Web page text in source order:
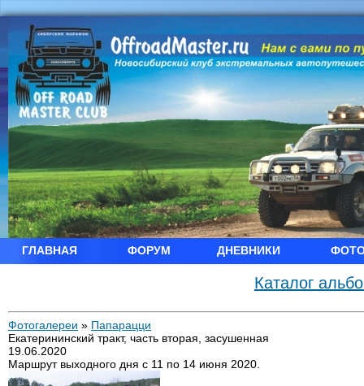
ГЛАВНАЯ ФОРУМ ДНЕВНИКИ
Каталог
Фотогалереи » Папарацци
Екатерининский тракт, часть вторая, засушенная
19.06.2020
Маршрут выходного дня с 11 по 14 июня 2020.